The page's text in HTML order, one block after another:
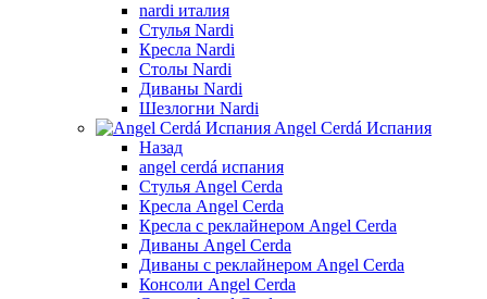
nardi италия
Стулья Nardi
Кресла Nardi
Столы Nardi
Диваны Nardi
Шезлогни Nardi
Angel Cerdá Испания
Назад
angel cerdá испания
Стулья Angel Cerda
Кресла Angel Cerda
Кресла с реклайнером Angel Cerda
Диваны Angel Cerda
Диваны с реклайнером Angel Cerda
Консоли Angel Cerda